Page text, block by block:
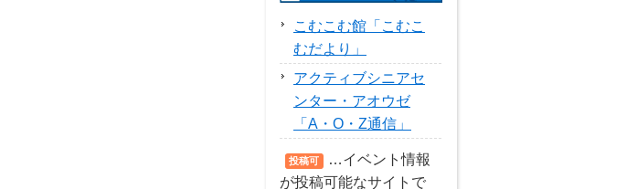
こむこむ館「こむこ
むだより」
アクティブシニアセ
ンター・アオウゼ
「A・O・Z通信」
投稿可
…イベント情報
が投稿可能なサイトで